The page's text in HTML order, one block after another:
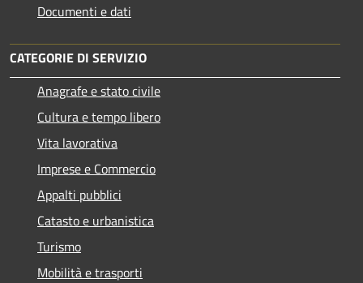
Documenti e dati
CATEGORIE DI SERVIZIO
Anagrafe e stato civile
Cultura e tempo libero
Vita lavorativa
Imprese e Commercio
Appalti pubblici
Catasto e urbanistica
Turismo
Mobilità e trasporti